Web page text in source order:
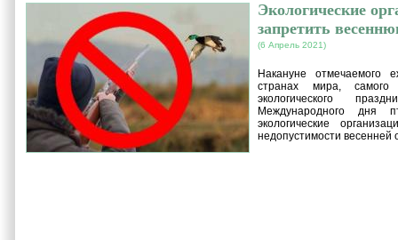
Экологические
запретить
(6 Апрель 2021)
Накануне отмечаемого
странах мира, самого
экологического
Международного дня
экологические
недопустимости весенней